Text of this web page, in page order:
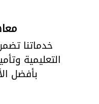
خدماتنا
التعليمية
بأفضل